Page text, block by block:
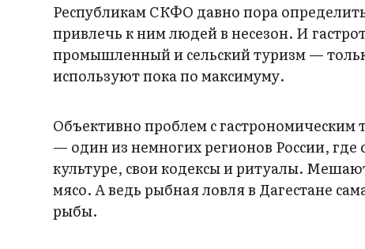
Республикам СКФО давно пора
привлечь к ним людей в несезон. И
промышленный и сельский туризм —
используют пока по максимуму.
Объективно проблем с
— один из немногих регионов России, где
культуре, свои кодексы и ритуалы.
мясо. А ведь рыбная ловля в Дагестане
рыбы.